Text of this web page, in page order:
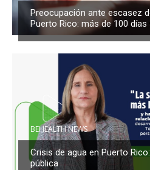
Preocupación ante escasez
Puerto Rico: más de 100 días
BEHEALTH NEWS
Crisis de agua en Puerto
pública